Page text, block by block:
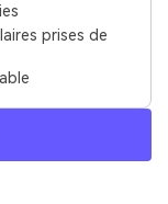
prises de